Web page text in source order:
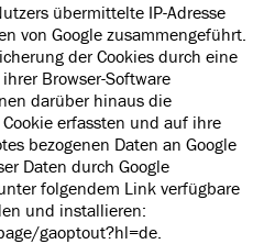
übermittelte IP-Adresse
von Google zusammengeführt.
der Cookies durch eine
Browser-Software
darüber hinaus die
erfassten und auf ihre
bezogenen Daten an Google
Daten durch Google
folgendem Link verfügbare
und installieren:
gaoptout?hl=de.